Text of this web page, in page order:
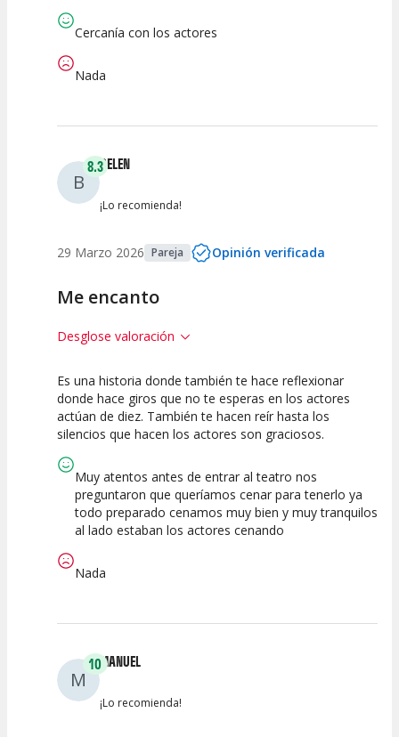
Cercanía con los actores
Nada
B
8.3BELEN
¡Lo recomienda!
29 Marzo 2026 Pareja Opinión verificada
Me encanto
Desglose valoración
7.5
Calidad del
Espectáculo
7.5
Puesta en
Escena
10
Interpretación
artística
Es una historia donde también te hace reflexionar
donde hace giros que no te esperas en los actores
actúan de diez. También te hacen reír hasta los
silencios que hacen los actores son graciosos.
Muy atentos antes de entrar al teatro nos
preguntaron que queríamos cenar para tenerlo ya
todo preparado cenamos muy bien y muy tranquilos
al lado estaban los actores cenando
Nada
M
10MANUEL
¡Lo recomienda!